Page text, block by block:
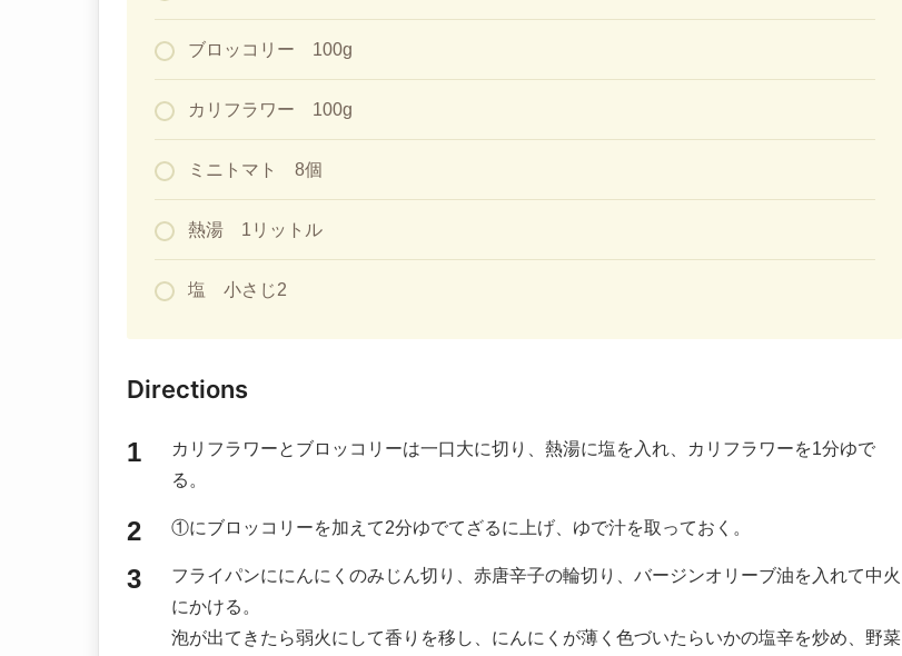
ブロッコリー 100g
カリフラワー 100g
ミニトマト 8個
熱湯 1リットル
塩 小さじ2
Directions
カリフラワーとブロッコリーは一口大に切り、熱湯に塩を入れ、カリフラワーを1分ゆで
る。
①にブロッコリーを加えて2分ゆでてざるに上げ、ゆで汁を取っておく。
フライパンににんにくのみじん切り、赤唐辛子の輪切り、バージンオリーブ油を入れて中火
にかける。
泡が出てきたら弱火にして香りを移し、にんにくが薄く色づいたらいかの塩辛を炒め、野菜